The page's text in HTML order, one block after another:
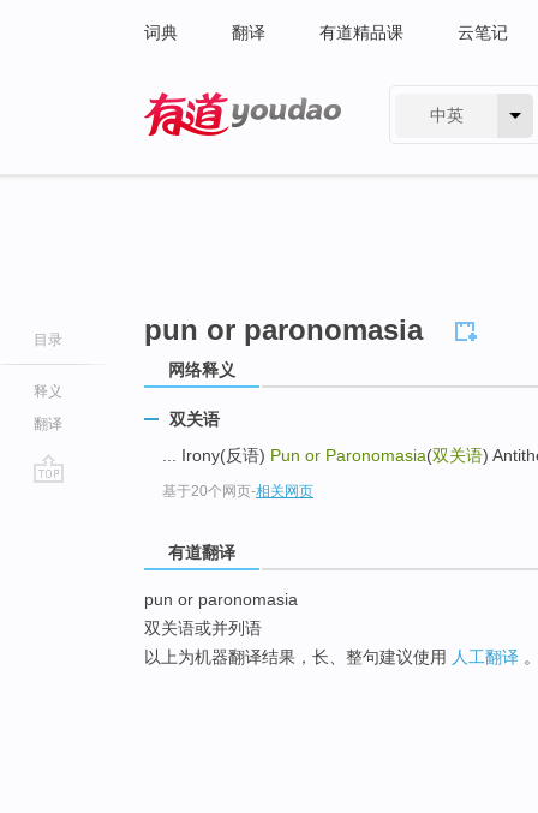
词典 翻译 有道精品课 云笔记
中英
目录
释义
翻译
pun or paronomasia
网络释义
双关语
... Irony(反语) Pun or Paronomasia(双关语)
基于20个网页-相关网页
有道翻译
pun or paronomasia
双关语或并列语
以上为机器翻译结果，长、整句建议使用 人工翻译